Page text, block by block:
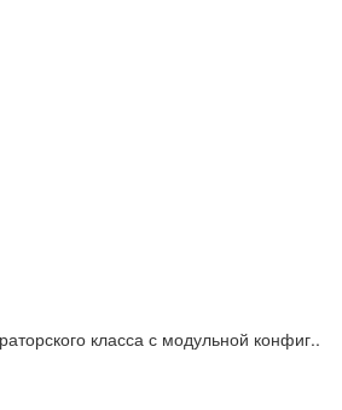
класса с модульной конфиг..